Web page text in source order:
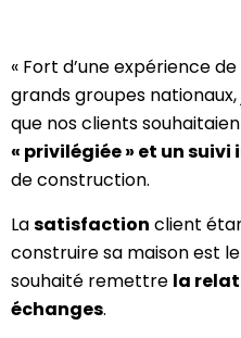
« Fort d’une expérience
grands groupes
que nos clients
« privilégiée » et un
de construction.
Lasatisfaction client
construire sa maison est le
souhaité remettre la
échanges.